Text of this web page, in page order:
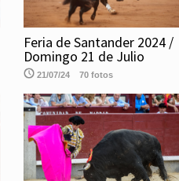
Feria de Santander 2024 /
Domingo 21 de Julio
21/07/24 70 fotos